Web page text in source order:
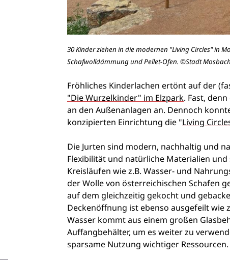
30 Kinder ziehen in die modernen "Living Circles" in
Schafwolldämmung und Pellet-Ofen. ©Stadt Mosbach
Fröhliches Kinderlachen ertönt auf der
"Die Wurzelkinder" im Elzpark. Fast,
an den Außenanlagen an. Dennoch
konzipierten Einrichtung die "Living
Die Jurten sind modern, nachhaltig und
Flexibilität und natürliche Materialien
Kreisläufen wie z.B. Wasser- und
der Wolle von österreichischen Schafen
auf dem gleichzeitig gekocht und
Deckenöffnung ist ebenso ausgefeilt wie
Wasser kommt aus einem großen
Auffangbehälter, um es weiter zu
sparsame Nutzung wichtiger Ressourcen.